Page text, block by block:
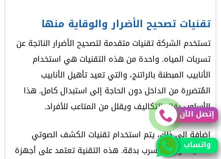
تقنيات تصحيح الأضرار والوقاية منها
تستخدم الشركة تقنيات متقدمة لتصحيح الأضرار الناتجة عن
تسربات المياه. واحدة من هذه التقنيات هي استخدام
الأنابيب المبطنة بالراتنج، والتي تعيد تأهيل الأنابيب
المُتضررة من الداخل دون الحاجة إلى استبدال كامل. هذا
الأسلوب يقلل التكاليف ويقلل من المتاعب للأفراد.
إضافة إلى ذلك، يتم استخدام تقنيات الكشف الصوتي
لتحديد موقع التسرب بدقة. هذه التقنية تعتمد على أجهزة
إتصل الآن
واتساب
إتصل الآن
واتساب